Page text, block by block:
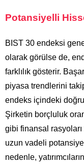
Potansiyelli
BIST 30 endeksi
olarak görülse de,
farklılık gösterir.
piyasa trendlerini
endeks içindeki
Şirketin borçluluk
gibi finansal
uzun vadeli
nedenle,